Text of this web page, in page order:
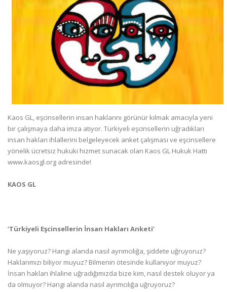
Kaos GL, eşcinsellerin insan haklarını görünür kılmak amacıyla yeni
bir çalışmaya daha imza atıyor. Türkiyeli eşcinsellerin uğradıkları
insan hakları ihlallerini belgeleyecek anket çalışması ve eşcinsellere
yönelik ücretsiz hukuki hizmet sunacak olan Kaos GL Hukuk Hattı
www.kaosgl.org adresinde!
KAOS GL
‘Türkiyeli Eşcinsellerin İnsan Hakları Anketi’
Ne yaşıyoruz? Hangi alanda nasıl ayrımcılığa, şiddete uğruyoruz?
Haklarımızı biliyor muyuz? Bilmenin ötesinde kullanıyor muyuz?
İnsan hakları ihlaline uğradığımızda bize kim, nasıl destek oluyor ya
da olmuyor? Hangi alanda nasıl ayrımcılığa uğruyoruz?